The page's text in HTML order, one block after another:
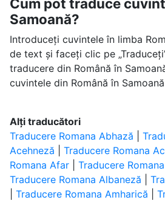
Cum pot traduce
Samoană?
Introduceți cuvintele în limba
de text și faceți clic pe
traducere din Română în
cuvintele din Română în
Alți traducători
Traducere Romana Abhază
Acehneză
Traducere Romana
Romana Afar| Traducere
Traducere Romana Albaneză
Traducere Romana Amharică